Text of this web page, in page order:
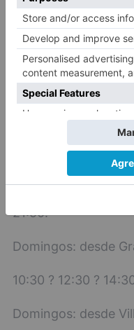
De 7:00 a 21:00
21:50.
Salidas de Gran
De 6:30 a 21:30
Salidas de Villafría,
De 7:00 a 21:00
21:50.
Domingos: desde
10:30 ? 12:30 ?
Domingos: desde